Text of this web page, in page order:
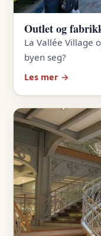
Outlet og
La Vallée Village
byen seg?
Les mer →